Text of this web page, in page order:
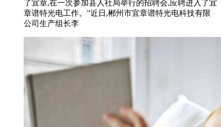
了宜章,在一次参加县人社局举行的招聘会,应聘进入了宜
章谱特光电工作。”近日,郴州市宜章谱特光电科技有限
公司生产组长李